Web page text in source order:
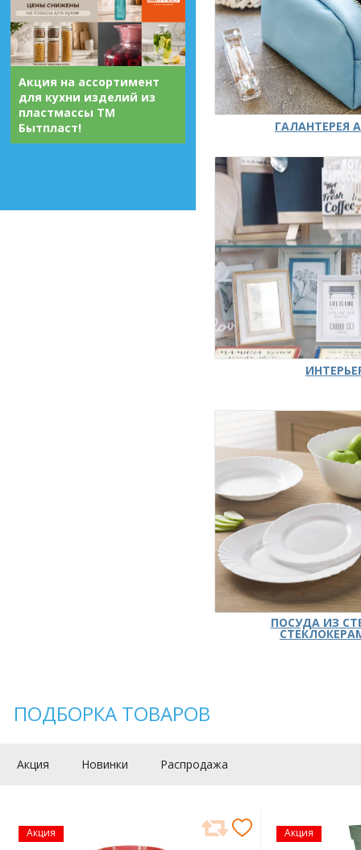
Акция на ассортимент
для кухни изделий из
пластмассы ТМ
Бытпласт!
ГАЛАНТЕРЕЯ
ПОСУДА ИЗ
ПОДБОРКА ТОВАРОВ
Акция Новинки Распродажа
Акция Акция